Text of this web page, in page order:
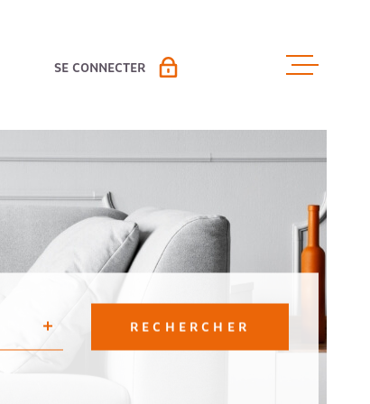
VENTES
LOCAUX
SE CONNECTER
ESPACE LOCATION PAP
ESPACE GESTION
RECHERCHER